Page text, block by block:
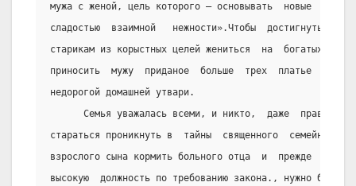
мужа с женой, цель которого – основывать  новые
сладостью  взаимной   нежности».Чтобы  достигнуть
старикам из корыстных целей жениться  на  богатых
приносить  мужу  приданое  больше  трех  платье  и
недорогой домашней утвари.
Семья уважалась всеми, и никто,  даже
стараться проникнуть в  тайны  священного  семейного
взрослого сына кормить больного отца  и  прежде  чем
высокую  должность по требованию закона., нужно было